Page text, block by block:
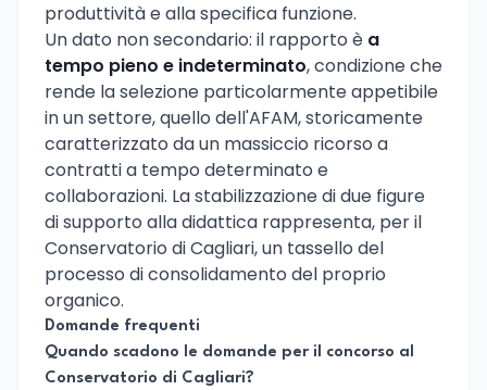
produttività e alla specifica funzione.
Un dato non secondario: il rapporto è a
tempo pieno e indeterminato, condizione che
rende la selezione particolarmente appetibile
in un settore, quello dell'AFAM, storicamente
caratterizzato da un massiccio ricorso a
contratti a tempo determinato e
collaborazioni. La stabilizzazione di due figure
di supporto alla didattica rappresenta, per il
Conservatorio di Cagliari, un tassello del
processo di consolidamento del proprio
organico.
Domande frequenti
Quando scadono le domande per il concorso al
Conservatorio di Cagliari?